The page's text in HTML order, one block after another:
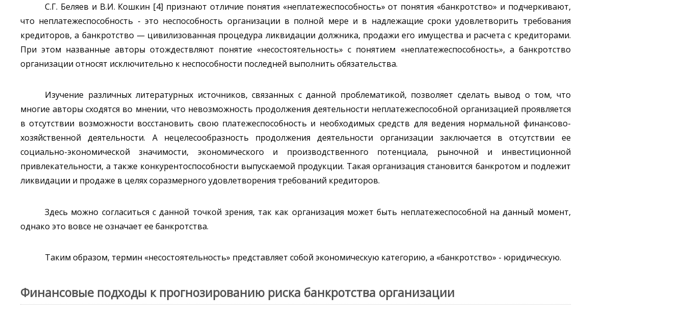
С.Г. Беляев и В.И. Кошкин [4] признают отличие понятия «неплатежеспособность» от понятия «банкротство» и подчеркивают,
что неплатежеспособность - это неспособность организации в полной мере и в надлежащие сроки удовлетворить требования
кредиторов, а банкротство — цивилизованная процедура ликвидации должника, продажи его имущества и расчета с кредиторами.
При этом названные авторы отождествляют понятие «несостоятельность» с понятием «неплатежеспособность», а банкротство
организации относят исключительно к неспособности последней выполнить обязательства.
Изучение различных литературных источников, связанных с данной проблематикой, позволяет сделать вывод о том, что
многие авторы сходятся во мнении, что невозможность продолжения деятельности неплатежеспособной организацией проявляется
в отсутствии возможности восстановить свою платежеспособность и необходимых средств для ведения нормальной финансово-
хозяйственной деятельности. А нецелесообразность продолжения деятельности организации заключается в отсутствии ее
социально-экономической значимости, экономического и производственного потенциала, рыночной и инвестиционной
привлекательности, а также конкурентоспособности выпускаемой продукции. Такая организация становится банкротом и подлежит
ликвидации и продаже в целях соразмерного удовлетворения требований кредиторов.
Здесь можно согласиться с данной точкой зрения, так как организация может быть неплатежеспособной на данный момент,
однако это вовсе не означает ее банкротства.
Таким образом, термин «несостоятельность» представляет собой экономическую категорию, а «банкротство» - юридическую.
Финансовые подходы к прогнозированию риска банкротства организации